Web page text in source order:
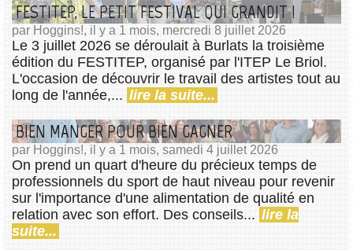
FESTITEP, LE PETIT FESTIVAL QUI GRANDIT !
par Hoggins!, il y a 1 mois, mercredi 8 juillet 2026
Le 3 juillet 2026 se déroulait à Burlats la troisième
édition du FESTITEP, organisé par l'ITEP Le Briol.
L'occasion de découvrir le travail des artistes tout au
long de l'année,... lire la suite...
BIEN MANGER POUR BIEN GAGNER
par Hoggins!, il y a 1 mois, samedi 4 juillet 2026
On prend un quart d'heure du précieux temps de
professionnels du sport de haut niveau pour revenir
sur l'importance d'une alimentation de qualité en
relation avec son effort. Des conseils... lire la
suite...